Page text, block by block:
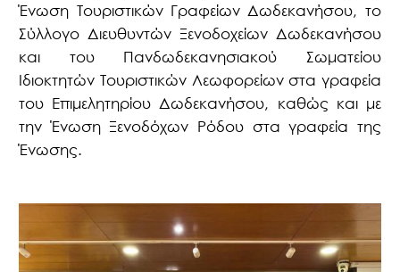
Ένωση Τουριστικών Γραφείων Δωδεκανήσου, το
Σύλλογο Διευθυντών Ξενοδοχείων Δωδεκανήσου
και του Πανδωδεκανησιακού Σωματείου
Ιδιοκτητών Τουριστικών Λεωφορείων στα γραφεία
του Επιμελητηρίου Δωδεκανήσου, καθώς και με
την Ένωση Ξενοδόχων Ρόδου στα γραφεία της
Ένωσης.